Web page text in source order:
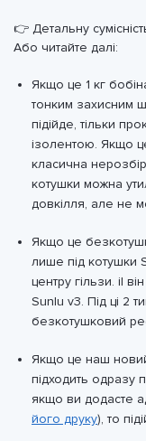
👉 Детальну
Або читайте далі:
Якщо це 1 кг
тонким захисним
підійде, тільки
ізолентою. Якщо
класична
котушки можна
довкілля, але не
Якщо це
лише під котушки
центру гільзи. іІ
Sunlu v3. Під ці 2
безкотушковий
Якщо це наш
підходить одразу
якщо ви додасте
його друку), то